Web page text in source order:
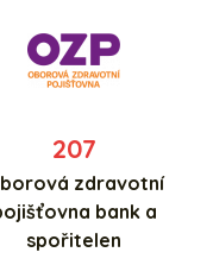
207
zdravotní
bank a
spořitelen